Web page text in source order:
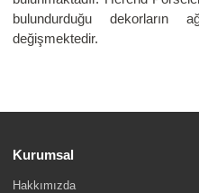
bulundurduğu dekorların
değişmektedir.
Kurumsal
Hakkımızda